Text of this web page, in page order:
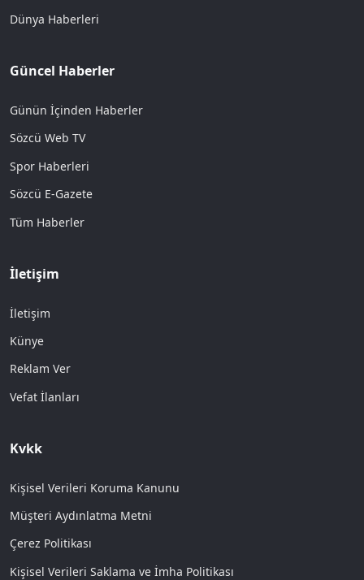
Dünya Haberleri
Güncel Haberler
Günün İçinden Haberler
Sözcü Web TV
Spor Haberleri
Sözcü E-Gazete
Tüm Haberler
İletişim
İletişim
Künye
Reklam Ver
Vefat İlanları
Kvkk
Kişisel Verileri Koruma Kanunu
Müşteri Aydınlatma Metni
Çerez Politikası
Kişisel Verileri Saklama ve İmha Politikası